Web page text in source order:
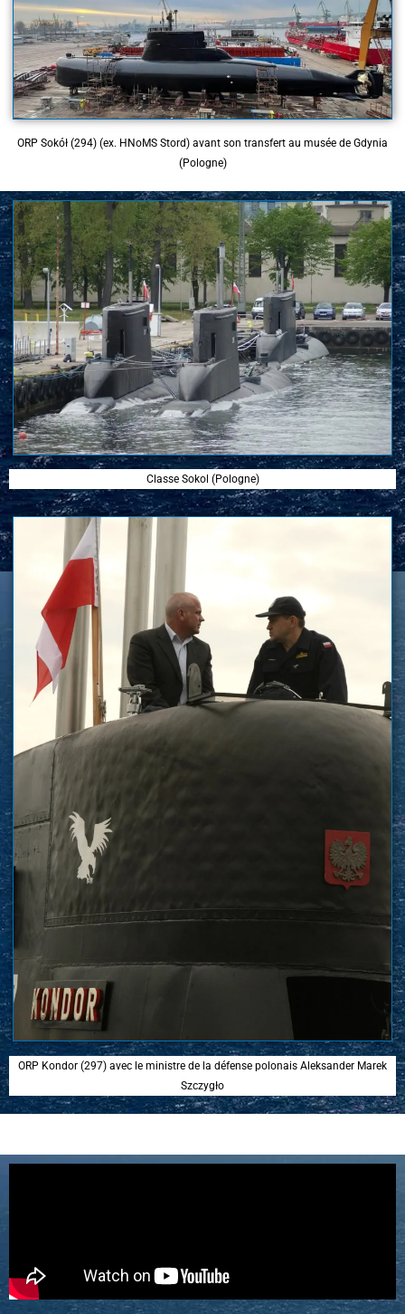
ORP Sokół (294) (ex. HNoMS Stord) avant son transfert au musée de Gdynia
(Pologne)
Classe Sokol (Pologne)
ORP Kondor (297) avec le ministre de la défense polonais Aleksander Marek
Szczygło